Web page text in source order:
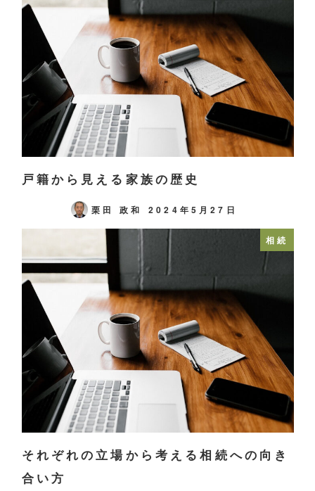
戸籍から見える家族の歴史
栗田 政和 2024年5月27日
相続
それぞれの立場から考える相続への向き
合い方